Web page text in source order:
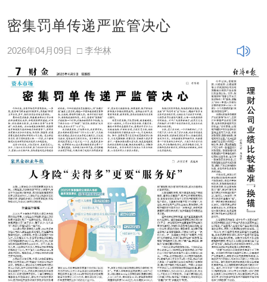
密集罚单传递严监管决心
2026年04月09日 □ 李华林